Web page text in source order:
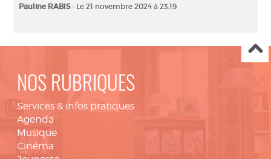
Pauline RABIS- Le 21 novembre 2024 à 23:19
NOS RUBRIQUES
Services & infos pratiques
Agenda
Musique
Cinéma